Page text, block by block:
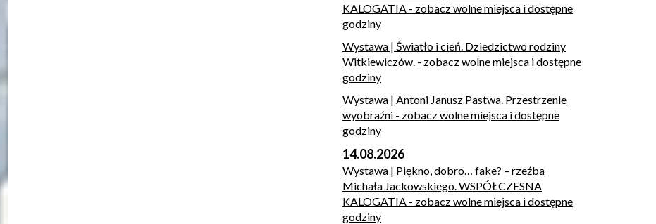
KALOGATIA - zobacz wolne miejsca i dostępne
godziny
Wystawa | Światło i cień. Dziedzictwo rodziny
Witkiewiczów. - zobacz wolne miejsca i dostępne
godziny
Wystawa | Antoni Janusz Pastwa. Przestrzenie
wyobraźni - zobacz wolne miejsca i dostępne
godziny
14.08.2026
Wystawa | Piękno, dobro… fake? – rzeźba
Michała Jackowskiego. WSPÓŁCZESNA
KALOGATIA - zobacz wolne miejsca i dostępne
godziny